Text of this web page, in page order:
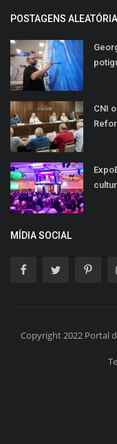
POSTAGENS
CNI
MÍDIA SOCIAL
Copyright 2022 Portal